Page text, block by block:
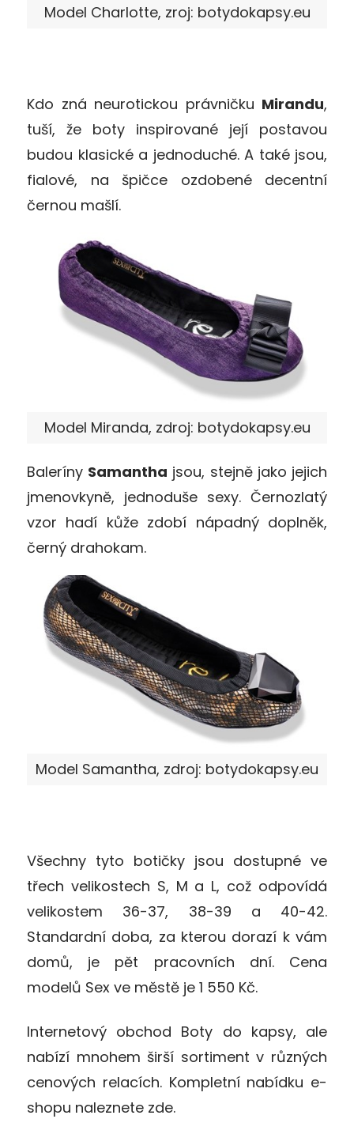
Model Charlotte, zroj: botydokapsy.eu
Kdo zná neurotickou právničku Mirandu,
tuší, že boty inspirované její postavou
budou klasické a jednoduché. A také jsou,
fialové, na špičce ozdobené decentní
černou mašlí.
Model Miranda, zdroj: botydokapsy.eu
Baleríny Samantha jsou, stejně jako jejich
jmenovkyně, jednoduše sexy. Černozlatý
vzor hadí kůže zdobí nápadný doplněk,
černý drahokam.
Model Samantha, zdroj: botydokapsy.eu
Všechny tyto botičky jsou dostupné ve
třech velikostech S, M a L, což odpovídá
velikostem 36-37, 38-39 a 40-42.
Standardní doba, za kterou dorazí k vám
domů, je pět pracovních dní. Cena
modelů Sex ve městě je 1 550 Kč.
Internetový obchod Boty do kapsy, ale
nabízí mnohem širší sortiment v různých
cenových relacích. Kompletní nabídku e-
shopu naleznete zde.